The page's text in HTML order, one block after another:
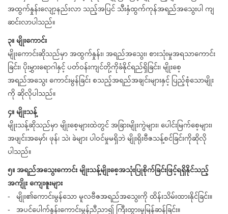
အထွက်နှုန်းလျော့နည်းလာ သည့်အပြင် သီးနှံထွက်ကုန်အရည်အသွေးပါ ကျ
ဆင်းလာပါသည်။
၃။ မျိုးကောင်း
မျိုးကောင်းဆိုသည်မှာ အထွက်နှုန်း၊ အရည်အသွေး၊ စားသုံးမှုအရသာကောင်း
ခြင်း၊ ပိုးမွှားရောဂါနှင့် ပတ်ဝန်းကျင်တို့ကိုခံနိုင်ရည်ရှိခြင်း၊ မျိုးစေ့
အရည်အသွေး ကောင်းမွန်ခြင်း စသည့်အရည်အချင်းများနှင့် ပြည့်စုံသောမျိုး
ကို ဆိုလိုပါသည်။
၄။ မျိုးသန့်
မျိုးသန့်ဆိုသည်မှာ မျိုးစေ့များထဲတွင် အခြားမျိုးကွဲများ၊ ပေါင်းမြက်စေ့များ၊
အဖျင်းအမှော်၊ ဖုန်၊ သဲ၊ ခဲများ ပါဝင်မှုမရှိဘဲ မျိုးရိုးဗီဇသန့်စင်ခြင်းကိုဆိုလို
ပါသည်။
၅။ အရည်အသွေးကောင်း မျိုးသန့်မျိုးစေ့အသုံးပြုစိုက်ခြင်းဖြင့်ရရှိနိုင်သည့်
အကျိုး ကျေးဇူးများ
- မျိုး၏ကောင်းမွန်သော မူလဗီဇအရည်အသွေးကို ထိန်းသိမ်းထားနိုင်ခြင်း။
- အပင်ပေါက်နှုန်းကောင်းမွန်ညီညာ၍ ကြီးထွားမှုမြန်ဆန်ခြင်း။